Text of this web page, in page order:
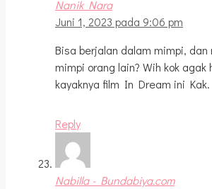
Nanik Nara
Juni 1, 2023 pada 9:06 pm
Bisa berjalan dalam mimpi, dan
mimpi orang lain? Wih kok agak
kayaknya film In Dream ini Kak.
Reply
Nabilla - Bundabiya.com